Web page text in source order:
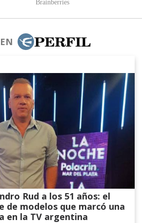
Rud a los 51 años: el
de modelos que marcó una
en la TV argentina